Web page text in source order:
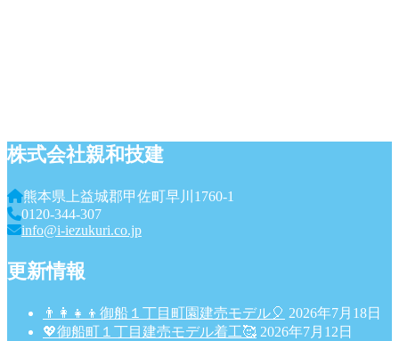
株式会社親和技建
熊本県上益城郡甲佐町早川1760-1
0120-344-307
info@i-iezukuri.co.jp
更新情報
👨‍👩‍👧‍👦御船１丁目町園建売モデル🎈 2026年7月18日
💖御船町１丁目建売モデル着工🥰 2026年7月12日